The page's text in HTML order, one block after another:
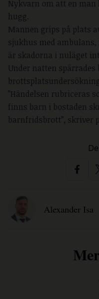
Nykvarn om att en
hugg.
Mannen grips på plats
sjukhus med
är skadorna i nuläget
Under natten spärrades
”Händelsen rubriceras
finns barn i bostaden
barnfridsbrott”, skriver
Alexander Isa